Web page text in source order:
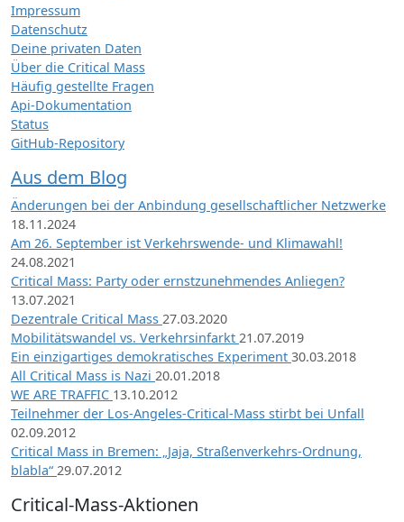
Impressum
Datenschutz
Deine privaten Daten
Über die Critical Mass
Häufig gestellte Fragen
Api-Dokumentation
Status
GitHub-Repository
Aus dem Blog
Änderungen bei der Anbindung gesellschaftlicher Netzwerke
18.11.2024
Am 26. September ist Verkehrswende- und Klimawahl!
24.08.2021
Critical Mass: Party oder ernstzunehmendes Anliegen?
13.07.2021
Dezentrale Critical Mass 27.03.2020
Mobilitätswandel vs. Verkehrsinfarkt 21.07.2019
Ein einzigartiges demokratisches Experiment 30.03.2018
All Critical Mass is Nazi 20.01.2018
WE ARE TRAFFIC 13.10.2012
Teilnehmer der Los-Angeles-Critical-Mass stirbt bei Unfall
02.09.2012
Critical Mass in Bremen: „Jaja, Straßenverkehrs-Ordnung,
blabla“ 29.07.2012
Critical-Mass-Aktionen